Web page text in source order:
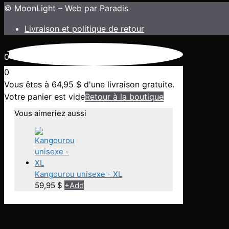
sur
page
du
© MoonLight – Web par Paradis
Livraison et politique de retour
0
0
Vous êtes à 64,95 $ d'une livraison gratuite.
Votre panier est videRetour à la boutique
Vous aimeriez aussi
Kangourou unisexe - XL
59,95 $ +Add